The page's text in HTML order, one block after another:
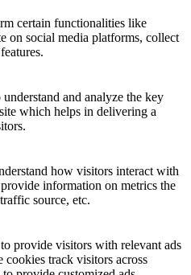
certain functionalities like
on social media platforms, collect
and analyze the key
which helps in delivering a
how visitors interact with
information on metrics the
source, etc.
provide visitors with relevant ads
cookies track visitors across